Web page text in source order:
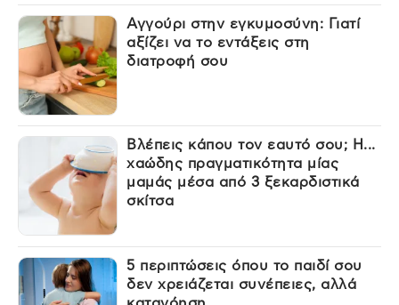
Αγγούρι στην εγκυμοσύνη: Γιατί
αξίζει να το εντάξεις στη
διατροφή σου
Βλέπεις κάπου τον εαυτό σου; Η...
χαώδης πραγματικότητα μίας
μαμάς μέσα από 3 ξεκαρδιστικά
σκίτσα
5 περιπτώσεις όπου το παιδί σου
δεν χρειάζεται συνέπειες, αλλά